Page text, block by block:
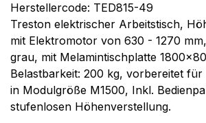
Herstellercode: TED815-49
Treston elektrischer Arbeitstisch,
mit Elektromotor von 630 - 1270
grau, mit Melamintischplatte
Belastbarkeit: 200 kg, vorbereitet
in Modulgröße M1500, Inkl.
stufenlosen Höhenverstellung.